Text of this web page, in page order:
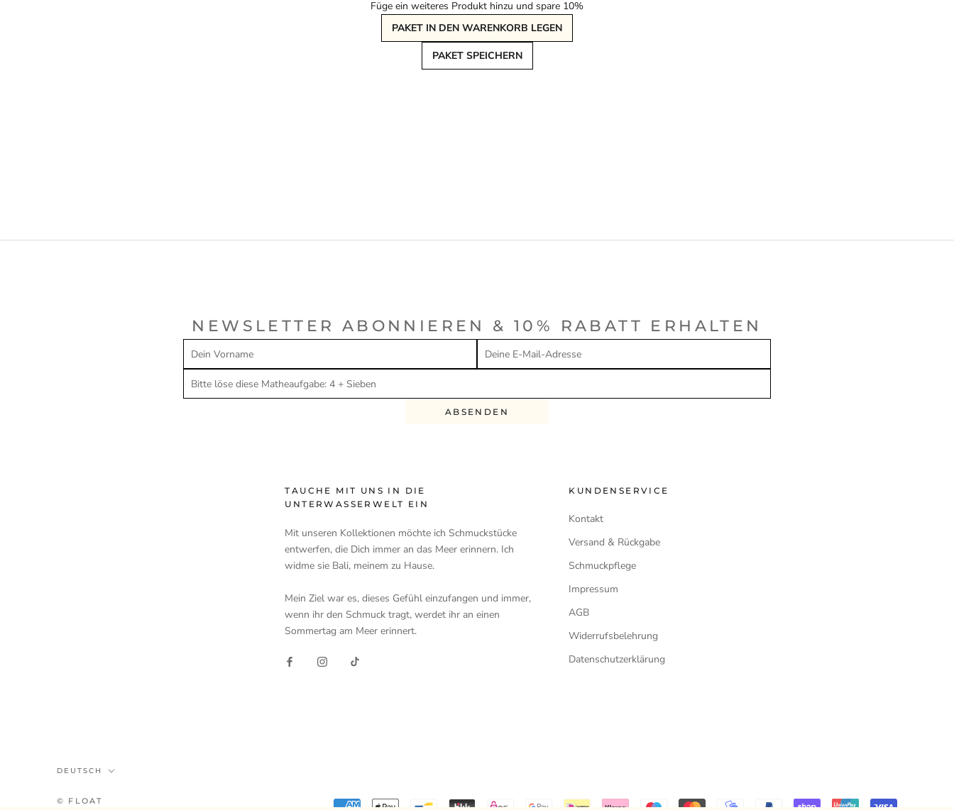
Füge ein weiteres Produkt hinzu und spare 10%
PAKET IN DEN WARENKORB LEGEN
PAKET SPEICHERN
NEWSLETTER ABONNIEREN & 10% RABATT ERHALTEN
ABSENDEN
TAUCHE MIT UNS IN DIE
UNTERWASSERWELT EIN
Mit unseren Kollektionen möchte ich Schmuckstücke
entwerfen, die Dich immer an das Meer erinnern. Ich
widme sie Bali, meinem zu Hause.
Mein Ziel war es, dieses Gefühl einzufangen und immer,
wenn ihr den Schmuck tragt, werdet ihr an einen
Sommertag am Meer erinnert.
KUNDENSERVICE
Kontakt
Versand & Rückgabe
Schmuckpflege
Impressum
AGB
Widerrufsbelehrung
Datenschutzerklärung
Sprache
DEUTSCH
© FLOAT